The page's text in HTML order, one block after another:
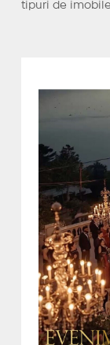
tipuri de